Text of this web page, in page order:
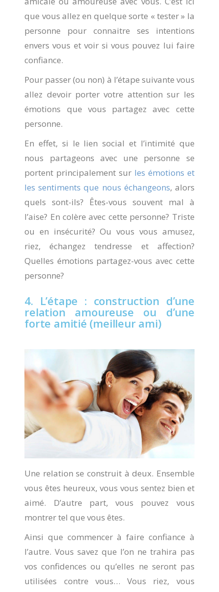
que vous allez en quelque sorte « tester » la
personne pour connaitre ses intentions
envers vous et voir si vous pouvez lui faire
confiance.
Pour passer (ou non) à l’étape suivante vous
allez devoir porter votre attention sur les
émotions que vous partagez avec cette
personne.
En effet, si le lien social et l’intimité que
nous partageons avec une personne se
portent principalement sur les émotions et
les sentiments que nous échangeons, alors
quels sont-ils? Êtes-vous souvent mal à
l’aise? En colère avec cette personne? Triste
ou en insécurité? Ou vous vous amusez,
riez, échangez tendresse et affection?
Quelles émotions partagez-vous avec cette
personne?
4. L’étape : construction d’une
relation amoureuse ou d’une
forte amitié (meilleur ami)
Une relation se construit à deux. Ensemble
vous êtes heureux, vous vous sentez bien et
aimé. D’autre part, vous pouvez vous
montrer tel que vous êtes.
Ainsi que commencer à faire confiance à
l’autre. Vous savez que l’on ne trahira pas
vos confidences ou qu’elles ne seront pas
utilisées contre vous… Vous riez, vous